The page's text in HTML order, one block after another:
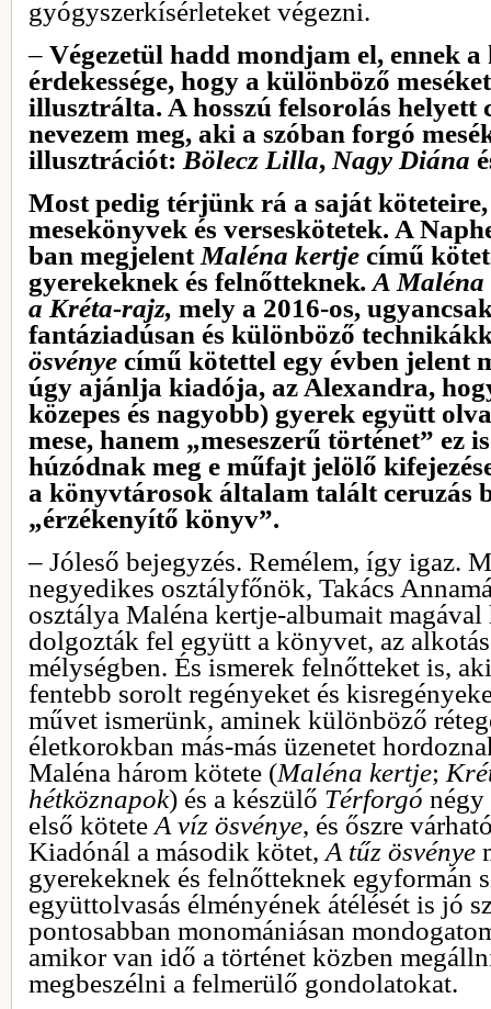
gyógyszerkísérleteket végezni.
‒ Végezetül hadd mondjam el, ennek
érdekessége, hogy a különböző
illusztrálta. A hosszú felsorolás helyett
nevezem meg, aki a szóban forgó
illusztrációt: Bölecz Lilla, Nagy Diána
Most pedig térjünk rá a saját
mesekönyvek és verseskötetek. A
ban megjelent Maléna kertje című
gyerekeknek és felnőtteknek. A
a Kréta-rajz, mely a 2016-os,
fantáziadúsan és különböző
ösvénye című kötettel egy évben jelent
úgy ajánlja kiadója, az Alexandra,
közepes és nagyobb) gyerek együtt
mese, hanem „meseszerű történet” ez
húzódnak meg e műfajt jelölő
a könyvtárosok általam talált ceruzás
„érzékenyítő könyv”.
‒ Jóleső bejegyzés. Remélem, így igaz.
negyedikes osztályfőnök, Takács
osztálya Maléna kertje-albumait
dolgozták fel együtt a könyvet, az
mélységben. És ismerek felnőtteket is,
fentebb sorolt regényeket és
művet ismerünk, aminek különböző
életkorokban más-más üzenetet
Maléna három kötete (Maléna kertje;
hétköznapok) és a készülő Térforgó négy
első kötete A víz ösvénye, és őszre
Kiadónál a második kötet, A tűz ösvénye
gyerekeknek és felnőtteknek egyformán
együttolvasás élményének átélését is jó
pontosabban monomániásan
amikor van idő a történet közben
megbeszélni a felmerülő gondolatokat.